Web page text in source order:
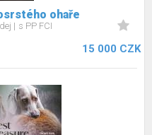
ohaře
s PP FCI
15 000 CZK